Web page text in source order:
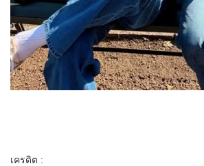
เครดิต :